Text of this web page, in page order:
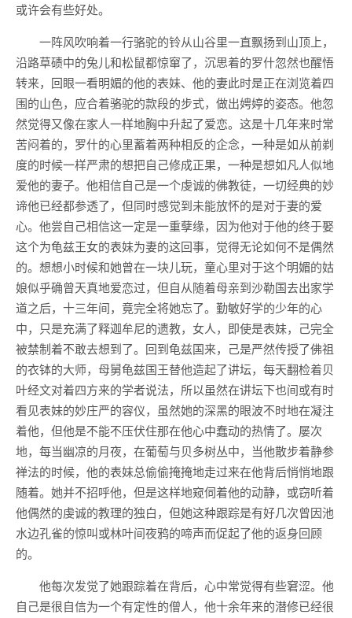
或许会有些好处。
一阵风吹响着一行骆驼的铃从山谷里一直飘扬到山顶上，
沿路草碛中的兔儿和松鼠都惊窜了，沉思着的罗什忽然也醒悟
转来，回眼一看明媚的他的表妹、他的妻此时是正在浏览着四
围的山色，应合着骆驼的款段的步式，做出娉婷的姿态。他忽
然觉得又像在家人一样地胸中升起了爱恋。这是十几年来时常
苦闷着的，罗什的心里蓄着两种相反的企念，一种是如从前剃
度的时候一样严肃的想把自己修成正果，一种是想如凡人似地
爱他的妻子。他相信自己是一个虔诚的佛教徒，一切经典的妙
谛他已经都参透了，但同时感觉到未能放怀的是对于妻的爱
心。他尝自己相信这一定是一重孽缘，因为他对于他的终于娶
这个为龟兹王女的表妹为妻的这回事，觉得无论如何不是偶然
的。想想小时候和她曾在一块儿玩，童心里对于这个明媚的姑
娘似乎确曾天真地爱恋过，但自从随着母亲到沙勒国去出家学
道之后，十三年间，竟完全将她忘了。勤敏好学的少年的心
中，只是充满了释迦牟尼的遗教，女人，即使是表妹，己完全
被禁制着不敢去想到了。回到龟兹国来，己是严然传授了佛祖
的衣钵的大师，母舅龟兹国王替他造起了讲坛，每天翻检着贝
叶经文对着四方来的学者说法，所以虽然在讲坛下也间或有时
看见表妹的妙庄严的容仪，虽然她的深黑的眼波不时地在凝注
着他，但他是不能不压伏住那在他心中蠢动的热情了。屡次
地，每当幽凉的月夜，在葡萄与贝多树丛中，当他散步着静参
禅法的时候，他的表妹总偷偷掩掩地走过来在他背后悄悄地跟
随着。她并不招呼他，但是这样地窥伺着他的动静，或窃听着
他偶然的虔诚的教理的独白，但她这种跟踪是有好几次曾因池
水边孔雀的惊叫或林叶间夜鸦的啼声而促起了他的返身回顾
的。
他每次发觉了她跟踪着在背后，心中常觉得有些窘涩。他
自己是很自信为一个有定性的僧人，他十余年来的潜修已经很